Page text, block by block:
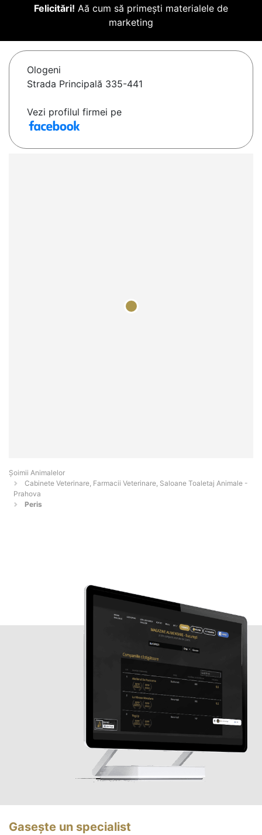
Felicitări! Aă cum să primești materialele de
marketing
Ologeni
Strada Principală 335-441
Vezi profilul firmei pe
Şoimii Animalelor
Cabinete Veterinare, Farmacii Veterinare, Saloane Toaletaj Animale -
Prahova
Peris
Gasește un specialist